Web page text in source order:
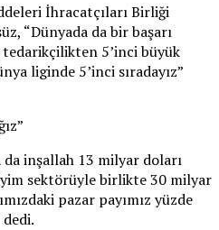
İhracatçıları Birliği
“Dünyada da bir başarı
tedarikçilikten 5’inci büyük
liginde 5’inci sıradayız”
inşallah 13 milyar doları
sektörüyle birlikte 30 milyar
pazar payımız yüzde